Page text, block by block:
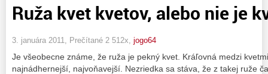
Ruža kvet kvetov, alebo nie je
3. januára 2011, Prečítané 2 512x, jogo64
Je všeobecne známe, že ruža je pekný kvet. Kráľovná medzi
najnádhernejší, najvoňavejší. Nezriedka sa stáva, že z takej ruže